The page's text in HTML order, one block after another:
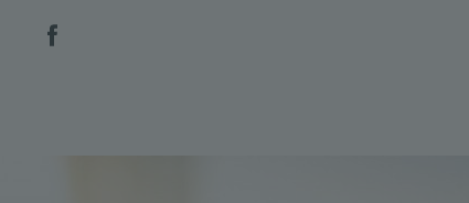
Social Bookmarks